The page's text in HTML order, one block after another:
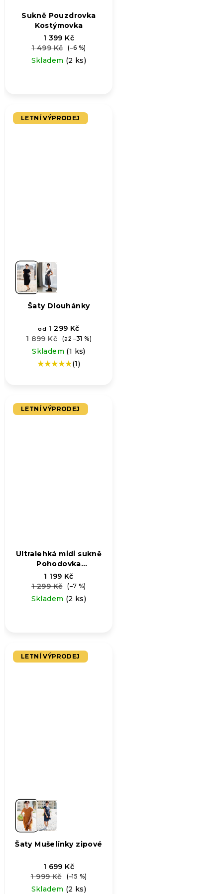
Sukně Pouzdrovka
Kostýmovka
1 399 Kč
1 499 Kč
(–6 %)
Skladem (2 ks)
LETNÍ VÝPRODEJ
Šaty Dlouhánky
od 1 299 Kč
1 899 Kč
(až –31 %)
Skladem (1 ks)
Průměrné
5,0
z
(1)
LETNÍ VÝPRODEJ
Ultralehká midi sukně
Pohodovka
jednobarevka
1 199 Kč
1 299 Kč
(–7 %)
Skladem (2 ks)
LETNÍ VÝPRODEJ
Šaty Mušelínky zipové
1 699 Kč
1 999 Kč
(–15 %)
Skladem (2 ks)